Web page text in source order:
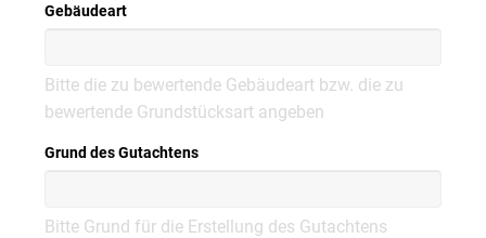
Gebäudeart
Bitte die zu bewertende Gebäudeart bzw. die zu
bewertende Grundstücksart angeben
Grund des Gutachtens
Bitte Grund für die Erstellung des Gutachtens